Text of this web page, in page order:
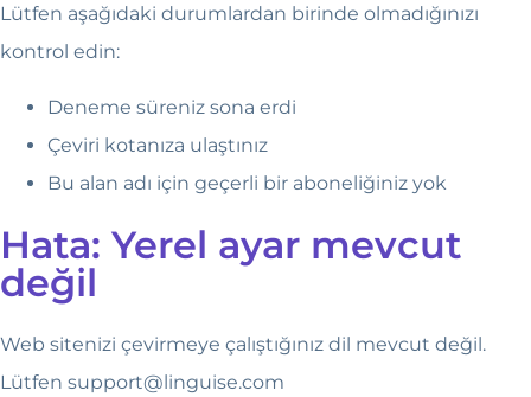
Lütfen aşağıdaki durumlardan birinde olmadığınızı
kontrol edin:
Deneme süreniz sona erdi
Çeviri kotanıza ulaştınız
Bu alan adı için geçerli bir aboneliğiniz yok
Hata: Yerel ayar mevcut
değil
Web sitenizi çevirmeye çalıştığınız dil mevcut değil.
Lütfen support@linguise.com